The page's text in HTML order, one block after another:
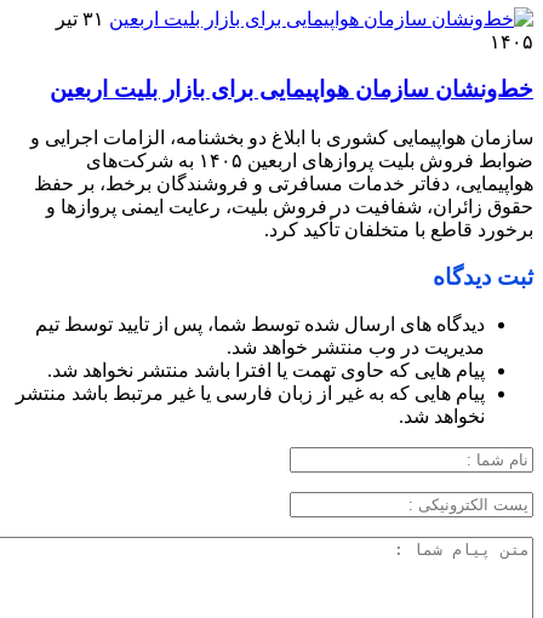
۳۱ تیر
۱۴۰۵
خط‌ونشان سازمان هواپیمایی برای بازار بلیت اربعین
سازمان هواپیمایی کشوری با ابلاغ دو بخشنامه، الزامات اجرایی و
ضوابط فروش بلیت پروازهای اربعین ۱۴۰۵ به شرکت‌های
هواپیمایی، دفاتر خدمات مسافرتی و فروشندگان برخط، بر حفظ
حقوق زائران، شفافیت در فروش بلیت، رعایت ایمنی پروازها و
برخورد قاطع با متخلفان تأکید کرد.
ثبت دیدگاه
دیدگاه های ارسال شده توسط شما، پس از تایید توسط تیم
مدیریت در وب منتشر خواهد شد.
پیام هایی که حاوی تهمت یا افترا باشد منتشر نخواهد شد.
پیام هایی که به غیر از زبان فارسی یا غیر مرتبط باشد منتشر
نخواهد شد.